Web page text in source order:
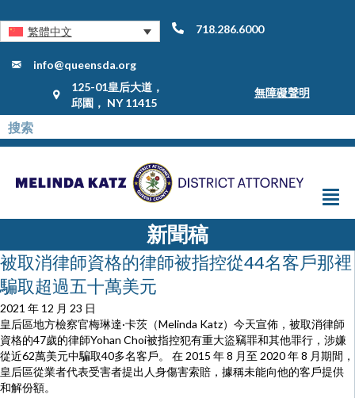
繁體中文 718.286.6000
info@queensda.org
125-01皇后大道，
邱園， NY 11415
無障礙聲明
新聞稿
被取消律師資格的律師被指控從44名客戶那裡
騙取超過五十萬美元
2021 年 12 月 23 日
皇后區地方檢察官梅琳達·卡茨（Melinda Katz）今天宣佈，被取消律師
資格的47歲的律師Yohan Choi被指控犯有重大盜竊罪和其他罪行，涉嫌
從近62萬美元中騙取40多名客戶。 在 2015 年 8 月至 2020 年 8 月期間，
皇后區從業者代表受害者提出人身傷害索賠，據稱未能向他的客戶提供
和解份額。